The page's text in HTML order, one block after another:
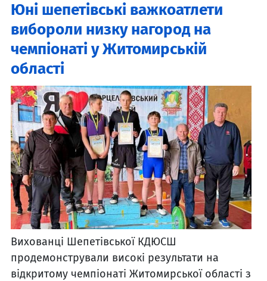
Юні шепетівські важкоатлети
вибороли низку нагород на
чемпіонаті у Житомирській
області
Вихованці Шепетівської КДЮСШ
продемонстрували високі результати на
відкритому чемпіонаті Житомирської області з